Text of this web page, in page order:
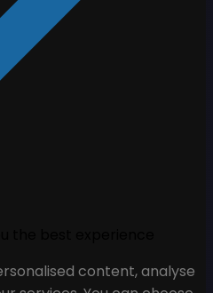
content, analyse